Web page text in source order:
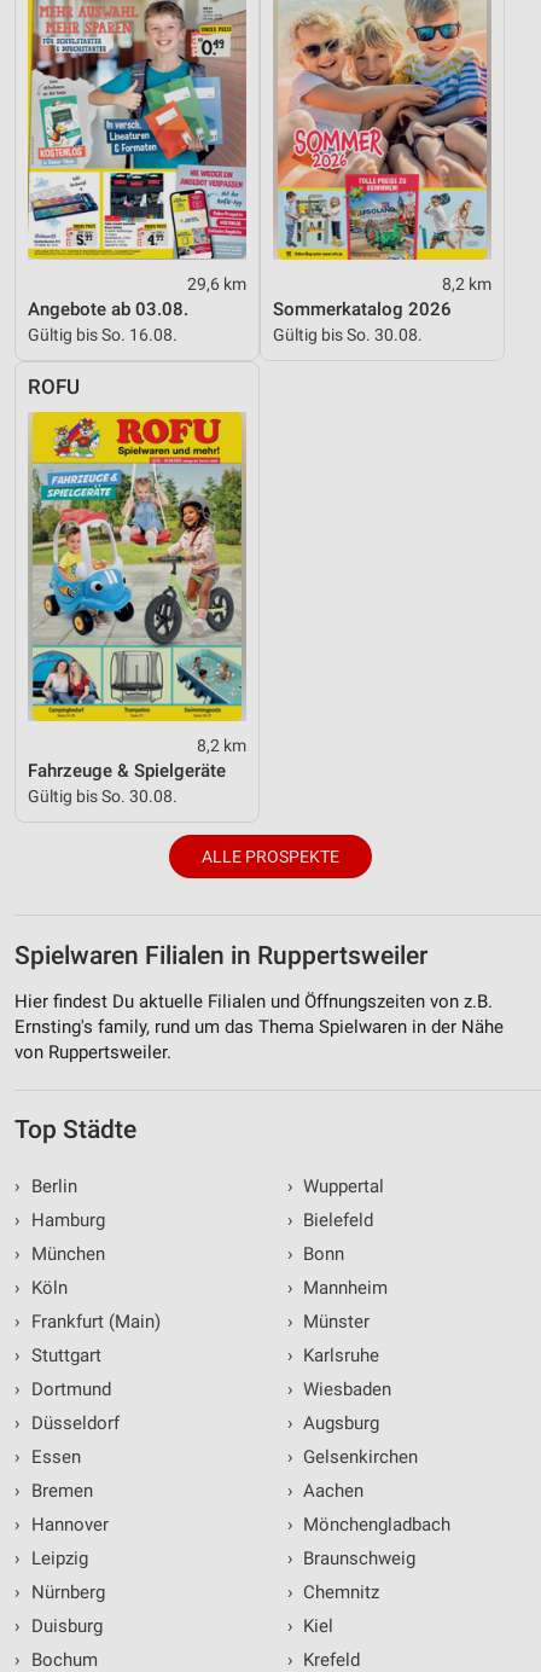
29,6 km
Angebote ab 03.08.
Gültig bis So. 16.08.
8,2 km
Sommerkatalog 2026
Gültig bis So. 30.08.
ROFU
8,2 km
Fahrzeuge & Spielgeräte
Gültig bis So. 30.08.
ALLE PROSPEKTE
Spielwaren Filialen in Ruppertsweiler
Hier findest Du aktuelle Filialen und Öffnungszeiten von z.B.
Ernsting's family, rund um das Thema Spielwaren in der Nähe
von Ruppertsweiler.
Top Städte
›
Berlin
›
Hamburg
›
München
›
Köln
›
Frankfurt (Main)
› Stuttgart
›
Dortmund
›
Düsseldorf
›
Essen
›
Bremen
›
Hannover
›
Leipzig
›
Nürnberg
›
Duisburg
›
Bochum
› Wuppertal
› Bielefeld
› Bonn
› Mannheim
› Münster
› Karlsruhe
› Wiesbaden
› Augsburg
› Gelsenkirchen
› Aachen
› Mönchengladbach
› Braunschweig
› Chemnitz
› Kiel
› Krefeld
Funktional
Werbung